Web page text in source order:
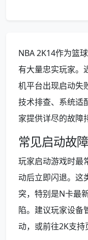
NBA 2K14作为篮
有大量忠实玩家。
机平台出现启动失
技术排查、系统适
家提供详尽的故障
常见启动故
玩家启动游戏时最
动后立即闪退。这
突，特别是N卡最
陷。建议玩家设备
动，或前往2K支持